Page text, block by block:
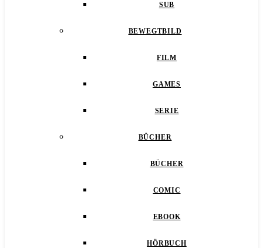
SUB
BEWEGTBILD
FILM
GAMES
SERIE
BÜCHER
BÜCHER
COMIC
EBOOK
HÖRBUCH